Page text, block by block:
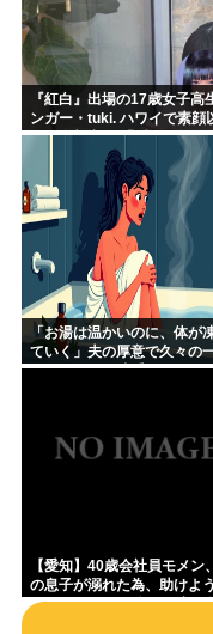
『紅白』出場の17歳女子高
ンガー・tuki. ハワイで素顔
ほぼ全部出し 「隠しきれな
貌」とSNSざわつく
「お湯は温かいのに、体が
ていく」夫の厚意で久々の
風呂、ハッカ油系オイルを
【愛知】40歳会社員モメン
の息子が溺れた為、助けよ
して溺れる なお息子は妻が